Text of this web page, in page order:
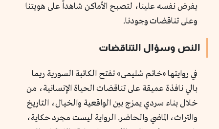
يفرض نفسه علينا، لتصبح الأماكن شاهداً على هويتنا
وعلى تناقضات وجودنا.
النص وسؤال التناقضات
في روايتها «خاتم سُليمى»تفتح الكاتبة السورية ريما
بالي نافذة عميقة على تناقضات الحياة الإنسانية، من
خلال بناء سردي يمزج بين الواقعية والخيال، التاريخ
والتراث، الماضي والحاضر. الرواية ليست مجرد حكاية،